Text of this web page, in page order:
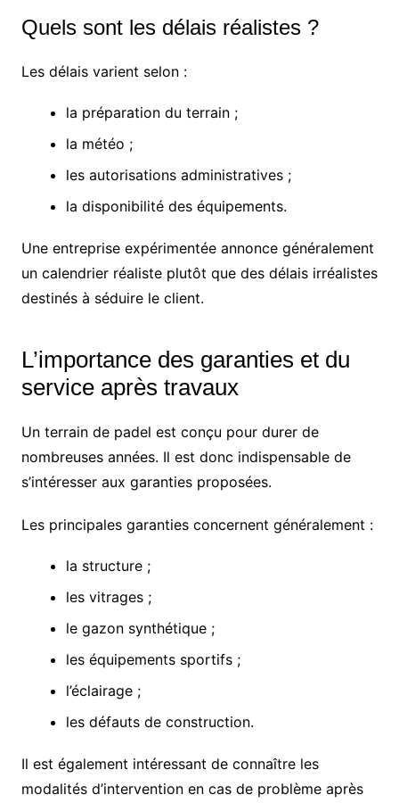
Quels sont les délais réalistes ?
Les délais varient selon :
la préparation du terrain ;
la météo ;
les autorisations administratives ;
la disponibilité des équipements.
Une entreprise expérimentée annonce généralement
un calendrier réaliste plutôt que des délais irréalistes
destinés à séduire le client.
L’importance des garanties et du
service après travaux
Un terrain de padel est conçu pour durer de
nombreuses années. Il est donc indispensable de
s’intéresser aux garanties proposées.
Les principales garanties concernent généralement :
la structure ;
les vitrages ;
le gazon synthétique ;
les équipements sportifs ;
l’éclairage ;
les défauts de construction.
Il est également intéressant de connaître les
modalités d’intervention en cas de problème après